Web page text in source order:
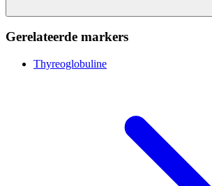
Gerelateerde markers
Thyreoglobuline